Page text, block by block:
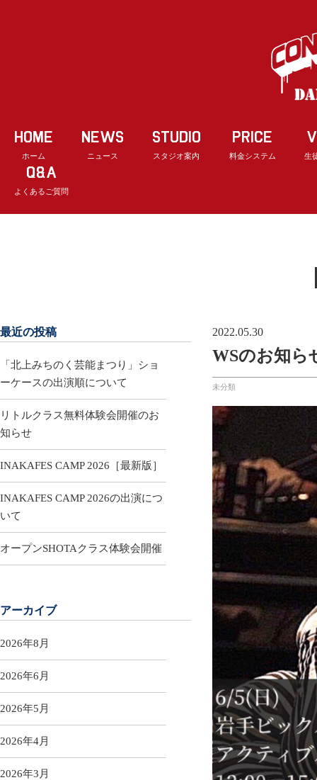
HOME
ホーム
NEWS
ニュース
STUDIO
スタジオ案内
PRICE
料金システム 生
Q&A
よくあるご質問
2022.05.30
WSのお知ら
未分類
最近の投稿
「北上みちのく芸能まつり」ショ
ーケースの出演順について
リトルクラス無料体験会開催のお
知らせ
INAKAFES CAMP 2026［最新版］
INAKAFES CAMP 2026の出演につ
いて
オープンSHOTAクラス体験会開催
アーカイブ
2026年8月
2026年6月
2026年5月
2026年4月
2026年3月